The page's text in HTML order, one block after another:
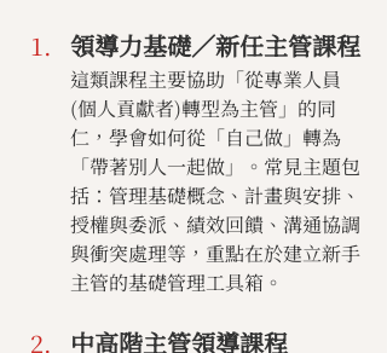
領導力基礎／新任主管課程
這類課程主要協助「從專業人員
(個人貢獻者)轉型為主管」的同
仁，學會如何從「自己做」轉為
「帶著別人一起做」。常見主題包
括：管理基礎概念、計畫與安排、
授權與委派、績效回饋、溝通協調
與衝突處理等，重點在於建立新手
主管的基礎管理工具箱。
中高階主管領導課程